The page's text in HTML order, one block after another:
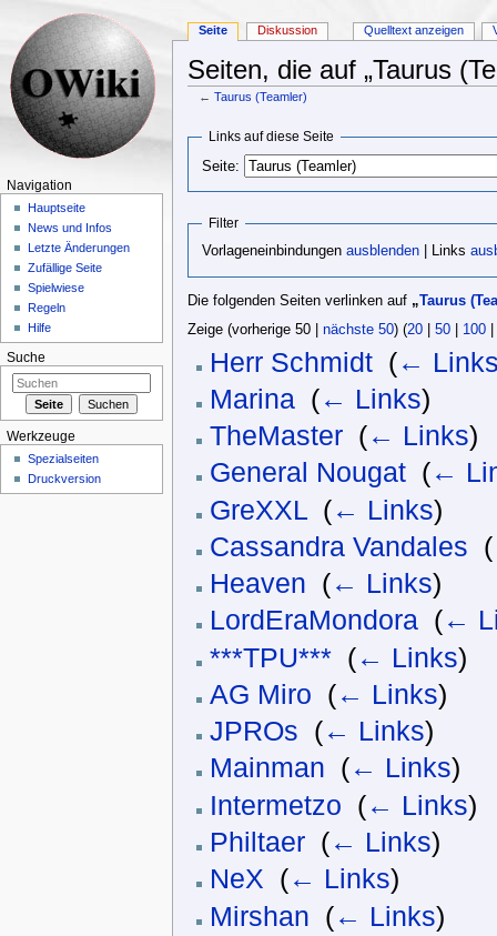
Seiten, die auf „Taurus
←Taurus (Teamler)
Links auf diese Seite
Seite:
Filter
Vorlageneinbindungenausblenden | Links
Die folgenden Seiten verlinken auf „Taurus
Zeige (vorherige 50 | nächste 50) (20| 50| 100|
Herr Schmidt‎ (←
Marina‎ (← Links)
TheMaster‎ (← Links)
General Nougat‎ (←
GreXXL‎ (← Links)
Cassandra Vandales (
Heaven (← Links)
LordEraMondora‎ (←
***TPU***‎ (← Links)
AG Miro (← Links)
JPROs (← Links)
Mainman (← Links)
Intermetzo (← Links)
Philtaer‎ (← Links)
NeX (← Links)
Mirshan (← Links)
Seite Diskussion Quelltext anzeigen
Navigation
Hauptseite
News und Infos
Letzte Änderungen
Zufällige Seite
Spielwiese
Regeln
Hilfe
Suche
Werkzeuge
Spezialseiten
Druckversion